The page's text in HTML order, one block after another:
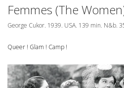
Femmes (The
George Cukor. 1939. USA. 139 min. N&b.
Queer ! Glam ! Camp !